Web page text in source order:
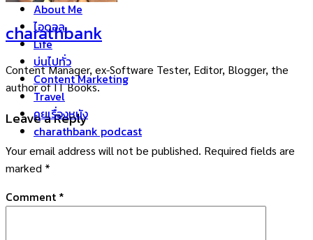
About Me
ไอดอล
Life
บ่นไปทั่ว
Content Marketing
Travel
คุยเรื่องหนัง
charathbank podcast
charathbank
Content Manager, ex-Software Tester, Editor, Blogger, the
author of IT Books.
Leave a Reply
Your email address will not be published. Required fields are
marked *
Comment *